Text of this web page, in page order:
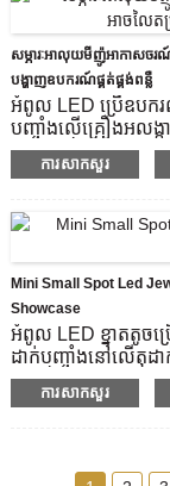
ម៉ូដែលផលិតផល
បន្ទះឈីប LED:
សីតុណ្ហភាពពណ៌
លំហូរពន្លឺ: 270 អិល
ម៉ោងធ្វើការ (ម៉ោង)៖
សម្ភារៈអាលុយមីញ៉ូអាកាសចរ
បង្ហាញឧបករណ៍ផ្គត់ផ្គង់ពន្លឺ
អំពូល LED ប្រើឧបករ
បញ្ចាំងលើគ្រឿងអលង្ក
និងសំលៀកបំពាក់ទាន់ស
ដើម្បីបង្កើនបរិយាក
ងាយស្រួលដាក់នៅលើ
ការផ្គត់ផ្គង់ថាមពល
សម្រាប់ការផ្គត់ផ្គង់ថា
ភ្លើងបង្គោល LED អ
ផ្តល់ទំហំកម្ពស់បង្គោល
ម៉ូដែលផលិតផល៖
បន្ទះឈីប LED: XPE
ការសាកសួរ
Mini Small Spot Led
Showcase
អំពូល LED ខ្នាតតូចប្
ដាក់បញ្ចាំងនៅលើតុដា
សំលៀកបំពាក់ទាន់សម័យ
បង្កើនបរិយាកាសភ្លឺ
ការផ្គត់ផ្គង់ថាមពល
ការសាកសួរ